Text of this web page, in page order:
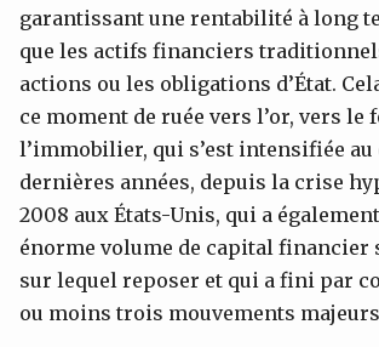
garantissant une rentabilité à long
que les actifs financiers
actions ou les obligations d’État.
ce moment de ruée vers l’or, vers le
l’immobilier, qui s’est intensifiée au
dernières années, depuis la crise
2008 aux États-Unis, qui a
énorme volume de capital financier
sur lequel reposer et qui a fini par
ou moins trois mouvements